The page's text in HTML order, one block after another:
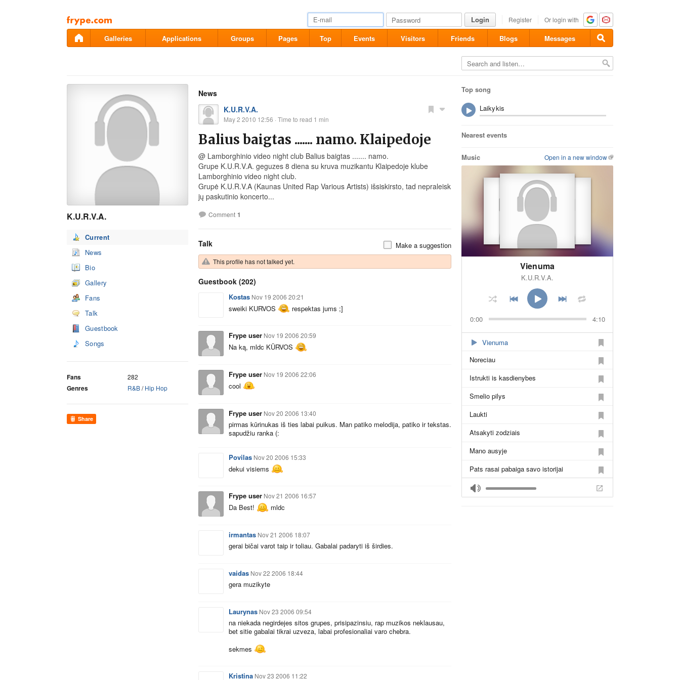
Pāriet
uz
saturu
Login Register Or login with
Galleries Applications Groups Pages Top Events Visitors Friends Blogs Messages
K.U.R.V.A.
Current
News
Bio
Gallery
Fans
Talk
Guestbook
Songs
Fans 282
Genres R&B/Hip Hop
Share
News
K.U.R.V.A.
May 2 2010 12:56 · Time to read 1 min
Balius baigtas ....... namo. Klaipedoje
@ Lamborghinio video night club Balius baigtas ....... namo.
Grupe K.U.R.V.A. geguzes 8 diena su kruva muzikantu Klaipedoje klube
Lamborghinio video night club.
Grupė K.U.R.V.A (Kaunas United Rap Various Artists) išsiskirsto, tad nepraleisk
jų paskutinio koncerto...
Comment 1
Talk Make a suggestion
This profile has not talked yet.
Guestbook (202)
Kostas Nov 19 2006 20:21
sweiki KURVOS respektas jums ;]
Frype user Nov 19 2006 20:59
Na ką, mldc KŪRVOS
Frype user Nov 19 2006 22:06
cool
Frype user Nov 20 2006 13:40
pirmas kūrinukas iš ties labai puikus. Man patiko melodija, patiko ir tekstas.
sapudžiu ranka (:
Povilas Nov 20 2006 15:33
dekui visiems
Frype user Nov 21 2006 16:57
Da Best! mldc
irmantas Nov 21 2006 18:07
gerai bičai varot taip ir toliau. Gabalai padaryti iš širdies.
vaidas Nov 22 2006 18:44
gera muzikyte
Laurynas Nov 23 2006 09:54
na niekada negirdejes sitos grupes, prisipazinsiu, rap muzikos neklausau,
bet sitie gabalai tikrai uzveza, labai profesionaliai varo chebra.
sekmes
Kristina Nov 23 2006 11:22
Top song
Laikykis
Nearest events
Open in a new window
Music
Vienuma
K.U.R.V.A.
0:00 4:10
Vienuma
Noreciau
Istrukti is kasdienybes
Smelio pilys
Laukti
Atsakyti zodziais
Mano ausyje
Pats rasai pabaiga savo istorijai
Laikykis